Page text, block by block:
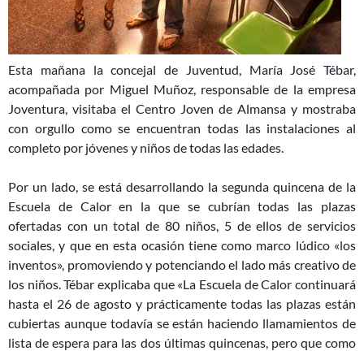
Esta mañana la concejal de Juventud, María José Tébar,
acompañada por Miguel Muñoz, responsable de la empresa
Joventura, visitaba el Centro Joven de Almansa y mostraba
con orgullo como se encuentran todas las instalaciones al
completo por jóvenes y niños de todas las edades.
Por un lado, se está desarrollando la segunda quincena de la
Escuela de Calor en la que se cubrían todas las plazas
ofertadas con un total de 80 niños, 5 de ellos de servicios
sociales, y que en esta ocasión tiene como marco lúdico «los
inventos», promoviendo y potenciando el lado más creativo de
los niños. Tébar explicaba que «La Escuela de Calor continuará
hasta el 26 de agosto y prácticamente todas las plazas están
cubiertas aunque todavía se están haciendo llamamientos de
lista de espera para las dos últimas quincenas, pero que como